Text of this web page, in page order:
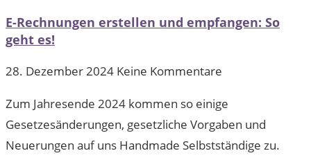
E-Rechnungen erstellen und empfangen: So
geht es!
28. Dezember 2024 Keine Kommentare
Zum Jahresende 2024 kommen so einige
Gesetzesänderungen, gesetzliche Vorgaben und
Neuerungen auf uns Handmade Selbstständige zu.